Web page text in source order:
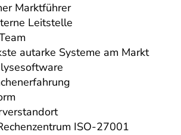
Marktführer
Leitstelle
autarke Systeme am Markt
ISO-27001